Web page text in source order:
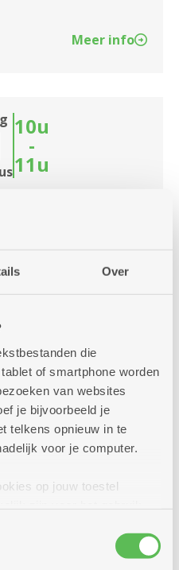
Over
die
of smartphone worden
van websites
je bijvoorbeeld je
telkens opnieuw in te
voor je computer.
op jouw toestel
nodig. Sommige
derde partijen die een
Meer info
10u
-
11u
de juiste
zijn oefeningen!
Meer info
14u
-